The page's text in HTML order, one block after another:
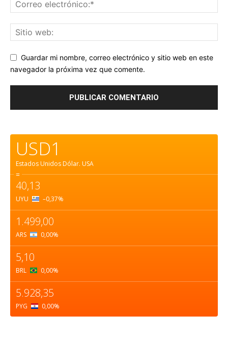
Guardar mi nombre, correo electrónico y sitio web en este
navegador la próxima vez que comente.
USD1
Estados Unidos Dólar. USA
=
40,13
UYU –0,37%
1.499,00
ARS 0,00%
5,10
BRL 0,00%
5.928,35
PYG 0,00%